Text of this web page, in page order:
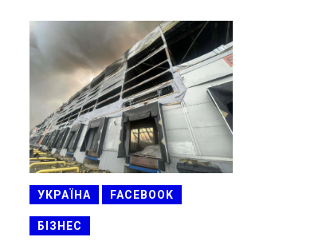
УКРАЇНА FACEBOOK
БІЗНЕС